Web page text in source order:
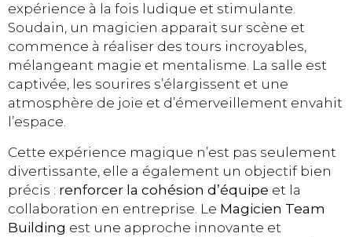
expérience à la fois ludique et stimulante.
Soudain, un magicien apparait sur scène et
commence à réaliser des tours incroyables,
mélangeant magie et mentalisme. La salle est
captivée, les sourires s’élargissent et une
atmosphère de joie et d’émerveillement envahit
l’espace.
Cette expérience magique n’est pas seulement
divertissante, elle a également un objectif bien
précis : renforcer la cohésion d’équipe et la
collaboration en entreprise. Le Magicien Team
Building est une approche innovante et